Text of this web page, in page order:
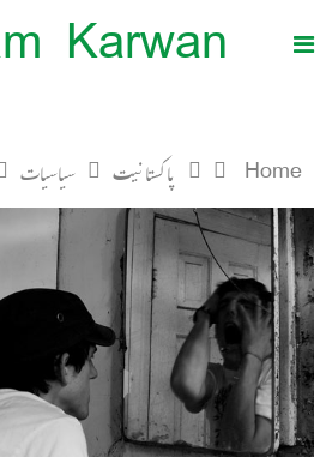
Karwan
Home پاکستانیت سیاسیات